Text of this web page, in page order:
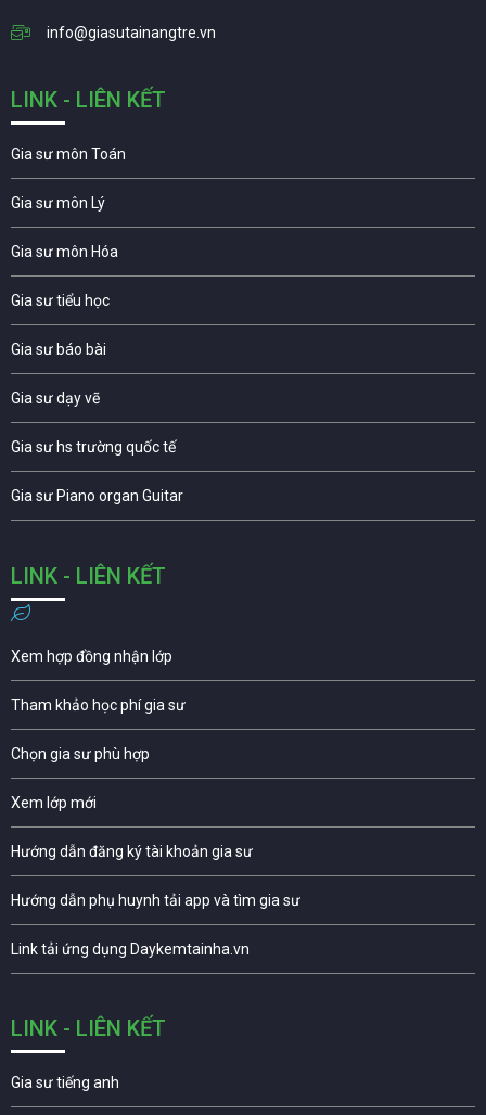
info@giasutainangtre.vn
LINK - LIÊN KẾT
Gia sư môn Toán
Gia sư môn Lý
Gia sư môn Hóa
Gia sư tiểu học
Gia sư báo bài
Gia sư dạy vẽ
Gia sư hs trường quốc tế
Gia sư Piano organ Guitar
LINK - LIÊN KẾT
Xem hợp đồng nhận lớp
Tham khảo học phí gia sư
Chọn gia sư phù hợp
Xem lớp mới
Hướng dẫn đăng ký tài khoản gia sư
Hướng dẫn phụ huynh tải app và tìm gia sư
Link tải ứng dụng Daykemtainha.vn
LINK - LIÊN KẾT
Gia sư tiếng anh